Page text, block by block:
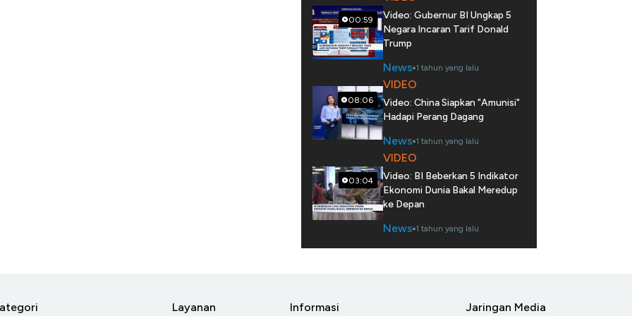
00:59
Video: Gubernur BI Ungkap 5
Negara Incaran Tarif Donald
Trump
News 1 tahun yang lalu
08:06
VIDEO
Video: China Siapkan "Amunisi"
Hadapi Perang Dagang
News 1 tahun yang lalu
03:04
VIDEO
Video: BI Beberkan 5 Indikator
Ekonomi Dunia Bakal Meredup
ke Depan
News 1 tahun yang lalu
Layanan Informasi Jaringan Media